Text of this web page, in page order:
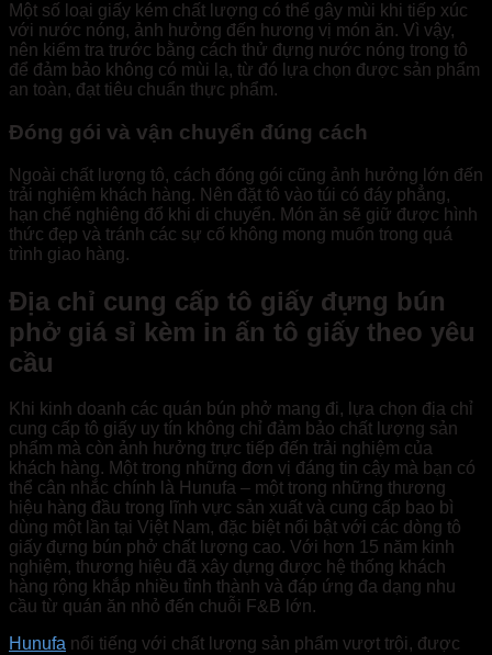
Một số loại giấy kém chất lượng có thể gây mùi khi tiếp xúc
với nước nóng, ảnh hưởng đến hương vị món ăn. Vì vậy,
nên kiểm tra trước bằng cách thử đựng nước nóng trong tô
để đảm bảo không có mùi lạ, từ đó lựa chọn được sản phẩm
an toàn, đạt tiêu chuẩn thực phẩm.
Đóng gói và vận chuyển đúng cách
Ngoài chất lượng tô, cách đóng gói cũng ảnh hưởng lớn đến
trải nghiệm khách hàng. Nên đặt tô vào túi có đáy phẳng,
hạn chế nghiêng đổ khi di chuyển. Món ăn sẽ giữ được hình
thức đẹp và tránh các sự cố không mong muốn trong quá
trình giao hàng.
Địa chỉ cung cấp tô giấy đựng bún
phở giá sỉ kèm in ấn tô giấy theo yêu
cầu
Khi kinh doanh các quán bún phở mang đi, lựa chọn địa chỉ
cung cấp tô giấy uy tín không chỉ đảm bảo chất lượng sản
phẩm mà còn ảnh hưởng trực tiếp đến trải nghiệm của
khách hàng. Một trong những đơn vị đáng tin cậy mà bạn có
thể cân nhắc chính là Hunufa – một trong những thương
hiệu hàng đầu trong lĩnh vực sản xuất và cung cấp bao bì
dùng một lần tại Việt Nam, đặc biệt nổi bật với các dòng tô
giấy đựng bún phở chất lượng cao. Với hơn 15 năm kinh
nghiệm, thương hiệu đã xây dựng được hệ thống khách
hàng rộng khắp nhiều tỉnh thành và đáp ứng đa dạng nhu
cầu từ quán ăn nhỏ đến chuỗi F&B lớn.
Hunufa nổi tiếng với chất lượng sản phẩm vượt trội, được